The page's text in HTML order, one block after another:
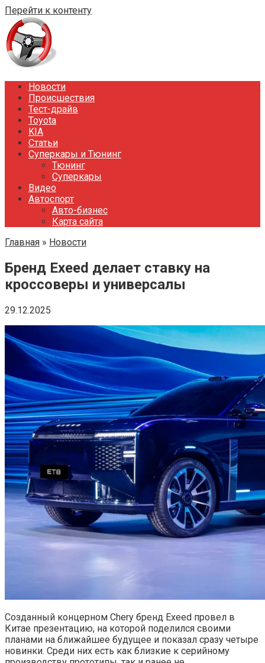
Перейти к контенту
Новости
Происшествия
Тест-драйв
Toyota
KIA
Статьи
Суперкары и Тюнинг
Тюнинг
Суперкары
Видео
Автоспорт
Авто-бизнес
Карта сайта
Главная » Новости
Бренд Exeed делает ставку на
кроссоверы и универсалы
29.12.2025
Созданный концерном Chery бренд Exeed провел в
Китае презентацию, на которой поделился своими
планами на ближайшее будущее и показал сразу четыре
новинки. Cреди них есть как близкие к серийному